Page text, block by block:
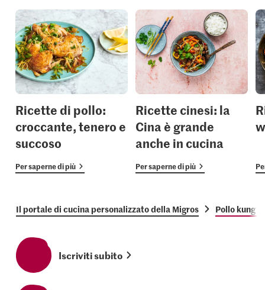
Ricette di pollo:
croccante, tenero e
succoso
Per saperne di più
Ricette cinesi: la
Cina è grande
anche in cucina
Per saperne di più
Il portale di cucina personalizzato della Migros Pollo kung
Iscriviti subito